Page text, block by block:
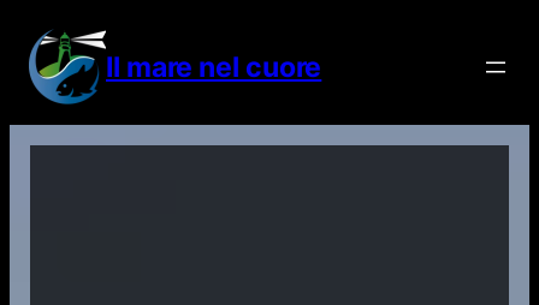
contenuto
Il mare nel cuore